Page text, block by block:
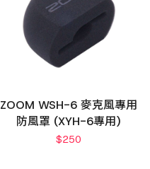
ZOOM WSH-6 麥克風專用
防風罩 (XYH-6專用)
$250